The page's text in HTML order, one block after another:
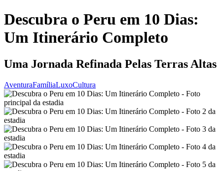
Descubra o Peru em 10 Dias:
Um Itinerário Completo
Uma Jornada Refinada Pelas Terras Altas
AventuraFamíliaLuxoCultura